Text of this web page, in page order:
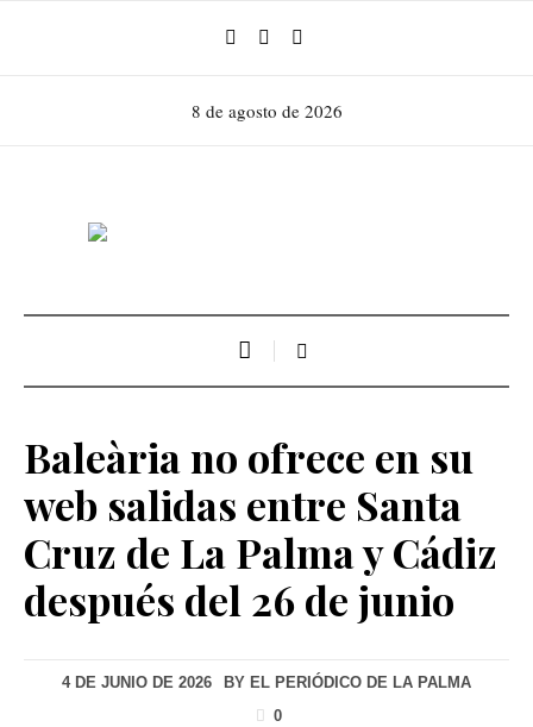
8 de agosto de 2026
Baleària no ofrece en su
web salidas entre Santa
Cruz de La Palma y Cádiz
después del 26 de junio
4 DE JUNIO DE 2026 BY EL PERIÓDICO DE LA PALMA
0